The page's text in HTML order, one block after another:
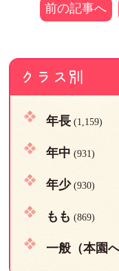
前の記事へ
クラス別
年長(1,159)
年中 (931)
年少(930)
もも (869)
一般（本園